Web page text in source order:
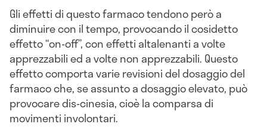
Gli effetti di questo farmaco tendono però a
diminuire con il tempo, provocando il cosidetto
effetto “on-off”, con effetti altalenanti a volte
apprezzabili ed a volte non apprezzabili. Questo
effetto comporta varie revisioni del dosaggio del
farmaco che, se assunto a dosaggio elevato, può
provocare dis-cinesia, cioè la comparsa di
movimenti involontari.